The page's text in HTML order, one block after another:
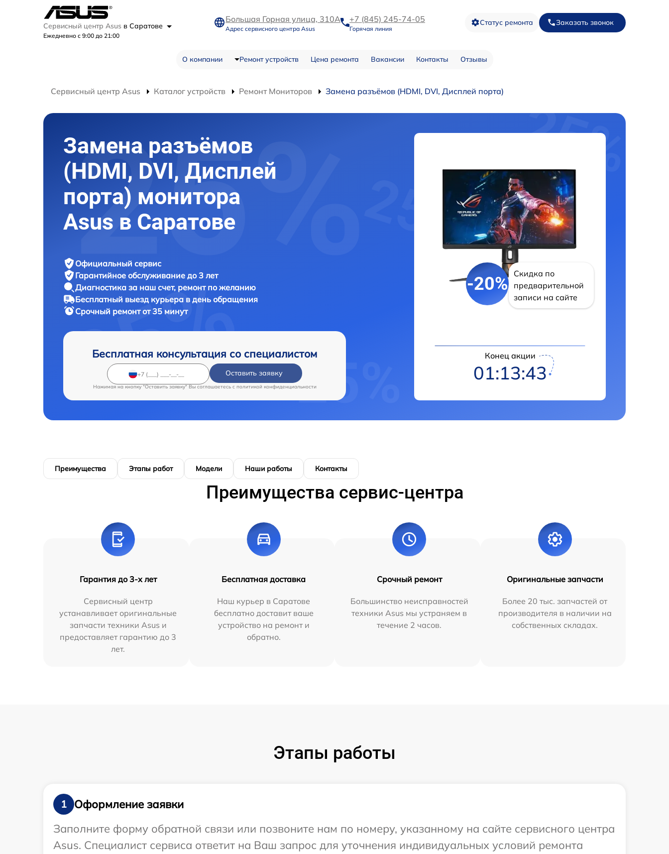
Сервисный центр Asus в Саратове
Ежедневно с 9:00 до 21:00
Большая Горная улица, 310А
Адрес сервисного центра Asus
+7 (845) 245-74-05
Горячая линия
Статус ремонта Заказать звонок
О компании Ремонт устройств Цена ремонта Вакансии Контакты Отзывы
Сервисный центр Asus Каталог устройств Ремонт Мониторов Замена разъёмов (HDMI, DVI, Дисплей порта)
Замена разъёмов
(HDMI, DVI, Дисплей
порта) монитора
Asus в Саратове
Официальный сервис
Гарантийное обслуживание до 3 лет
Диагностика за наш счет, ремонт по желанию
Бесплатный выезд курьера в день обращения
Срочный ремонтот 35 минут
Бесплатная консультация со специалистом
Оставить заявку
Нажимая на кнопку "Оставить заявку" Вы соглашаетесь c политикой конфиденциальности
-20%
Скидка по
предварительной
записи на сайте
Конец акции
01:13:42
Преимущества Этапы работ Модели Наши работы Контакты
Преимущества сервис-центра
Гарантия до 3-х лет
Сервисный центр
устанавливает оригинальные
запчасти техники Asus и
предоставляет гарантию до 3
лет.
Бесплатная доставка
Наш курьер в Саратове
бесплатно доставит ваше
устройство на ремонт и
обратно.
Срочный ремонт
Большинство неисправностей
техники Asus мы устраняем в
течение 2 часов.
Оригинальные запчасти
Более 20 тыс. запчастей от
производителя в наличии на
собственных складах.
Этапы работы
1
Оформление заявки
Заполните форму обратной связи или позвоните нам по номеру, указанному на сайте сервисного центра
Asus. Специалист сервиса ответит на Ваш запрос для уточнения индивидуальных условий ремонта